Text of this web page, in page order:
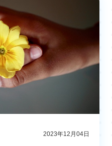
2023年12月04日